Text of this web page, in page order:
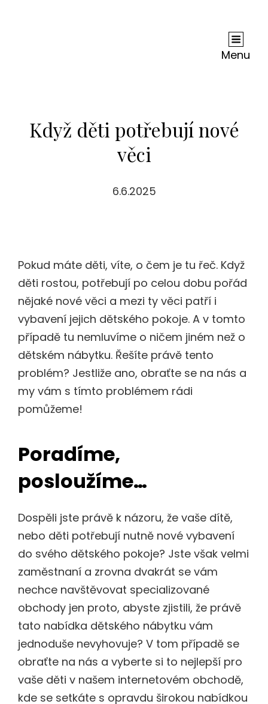
Menu
Když děti potřebují nové
věci
6.6.2025
Pokud máte děti, víte, o čem je tu řeč. Když
děti rostou, potřebují po celou dobu pořád
nějaké nové věci a mezi ty věci patří i
vybavení jejich dětského pokoje. A v tomto
případě tu nemluvíme o ničem jiném než o
dětském nábytku. Řešíte právě tento
problém? Jestliže ano, obraťte se na nás a
my vám s tímto problémem rádi
pomůžeme!
Poradíme,
posloužíme…
Dospěli jste právě k názoru, že vaše dítě,
nebo děti potřebují nutně nové vybavení
do svého dětského pokoje? Jste však velmi
zaměstnaní a zrovna dvakrát se vám
nechce navštěvovat specializované
obchody jen proto, abyste zjistili, že právě
tato nabídka dětského nábytku vám
jednoduše nevyhovuje? V tom případě se
obraťte na nás a vyberte si to nejlepší pro
vaše děti v našem internetovém obchodě,
kde se setkáte s opravdu širokou nabídkou